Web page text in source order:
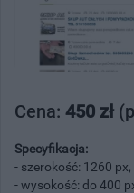
Cena: 450 zł
Specyfikacja:
- szerokość: 1260
- wysokość: do 400